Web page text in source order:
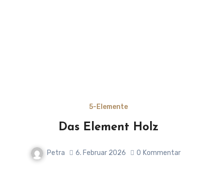
5-Elemente
Das Element Holz
Petra 6. Februar 2026 0 Kommentar